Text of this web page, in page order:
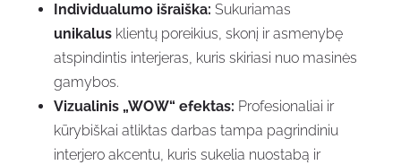
Individualumo išraiška: Sukuriamas
unikalus klientų poreikius, skonį ir asmenybę
atspindintis interjeras, kuris skiriasi nuo masinės
gamybos.
Vizualinis „WOW“ efektas: Profesionaliai ir
kūrybiškai atliktas darbas tampa pagrindiniu
interjero akcentu, kuris sukelia nuostabą ir